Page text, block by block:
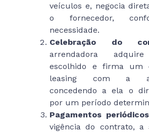
veículos e, negocia
o fornecedor,
necessidade.
Celebração do
arrendadora
escolhido e firma um
leasing com a
concedendo a ela o
por um período
Pagamentos periódicos
vigência do contrato, a